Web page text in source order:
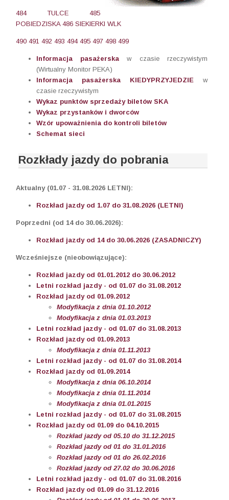
484 TULCE
485
POBIEDZISKA 486 SIEKIERKI WLK
490 491 492 493 494 495 497 498 499
Informacja pasażerska w czasie rzeczywistym
(Wirtualny Monitor PEKA)
Informacja pasażerska KIEDYPRZYJEDZIE w
czasie rzeczywistym
Wykaz punktów sprzedaży biletów SKA
Wykaz przystanków i dworców
Wzór upoważnienia do kontroli biletów
Schemat sieci
Rozkłady jazdy do pobrania
Aktualny (01.07 - 31.08.2026 LETNI):
Rozkład jazdy od 1.07 do 31.08.2026 (LETNI)
Poprzedni (od 14 do 30.06.2026):
Rozkład jazdy od 14 do 30.06.2026 (ZASADNICZY)
Wcześniejsze (nieobowiązujące):
Rozkład jazdy od 01.01.2012 do 30.06.2012
Letni rozkład jazdy - od 01.07 do 31.08.2012
Rozkład jazdy od 01.09.2012
Modyfikacja z dnia 01.10.2012
Modyfikacja z dnia 01.03.2013
Letni rozkład jazdy - od 01.07 do 31.08.2013
Rozkład jazdy od 01.09.2013
Modyfikacja z dnia 01.11.2013
Letni rozkład jazdy - od 01.07 do 31.08.2014
Rozkład jazdy od 01.09.2014
Modyfikacja z dnia 06.10.2014
Modyfikacja z dnia 01.11.2014
Modyfikacja z dnia 01.01.2015
Letni rozkład jazdy - od 01.07 do 31.08.2015
Rozkład jazdy od 01.09 do 04.10.2015
Rozkład jazdy od 05.10 do 31.12.2015
Rozkład jazdy od 01 do 31.01.2016
Rozkład jazdy od 01 do 26.02.2016
Rozkład jazdy od 27.02 do 30.06.2016
Letni rozkład jazdy - od 01.07 do 31.08.2016
Rozkład jazdy od 01.09 do 31.12.2016